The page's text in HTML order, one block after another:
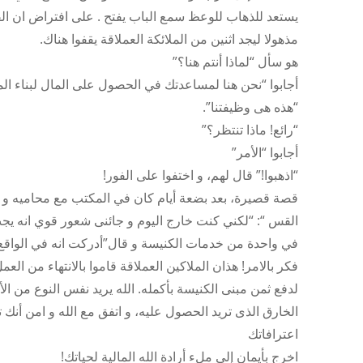
يستعد للذهاب للوعظ سمع الباب يفتح . على افتراض
مذهولا ليجد اثنين من الملائكة العملاقة يقفوا هناك.
هو سأل “لماذا أنتم هنا؟”
أجابوا “نحن هنا لمساعدتك في الحصول على المال لبناء
“هذه هى وظيفتنا”.
“رائع! ماذا تنتظر؟”
أجابوا “الأمر”
“اذهبوا!” قال لهم، و اختفوا على الفور!
القس “: “لكني كنت خارج اليوم و جائنى شعور قوي انه
في واحدة من خدمات الكنيسة و قال”أدركت انه في الواقع من المفترض أن أعطيك
فكر بالامر! هذان الملاكين العملاقة قاموا بالانتهاء
لدفع ثمن مبنى الكنيسة بأكمله. الله يريد نفس النوع من
الخارق الذى تريد الحصول عليه، و اتفق مع الله و امن
اعترافاتك
اخرج بأيمان إلى ملء أرادة الله المالية لحياتك!